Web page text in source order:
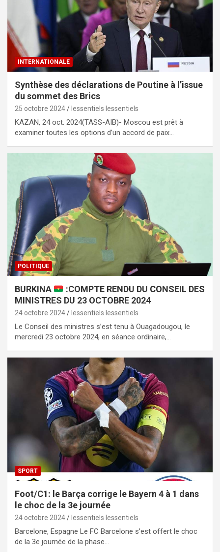
INTERNATIONALE
Synthèse des déclarations de Poutine à l’issue
du sommet des Brics
25 octobre 2024 lessentiels lessentiels
KAZAN, 24 oct. 2024(TASS-AIB)- Moscou est prêt à
examiner toutes les options d’un accord de paix…
POLITIQUE
BURKINA
:COMPTE RENDU DU CONSEIL DES
MINISTRES DU 23 OCTOBRE 2024
24 octobre 2024 lessentiels lessentiels
Le Conseil des ministres s’est tenu à Ouagadougou, le
mercredi 23 octobre 2024, en séance ordinaire,…
SPORT
Foot/C1: le Barça corrige le Bayern 4 à 1 dans
le choc de la 3e journée
24 octobre 2024 lessentiels lessentiels
Barcelone, Espagne Le FC Barcelone s’est offert le choc
de la 3e journée de la phase…